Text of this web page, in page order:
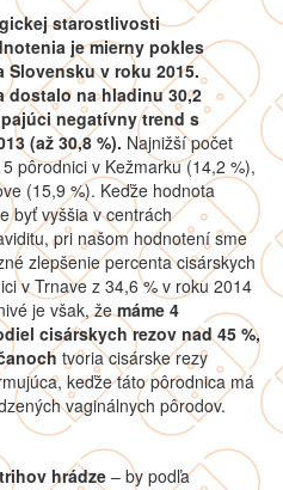
starostlivosti
je mierny pokles
v roku 2015.
dostalo na hladinu 30,2
negatívny trend s
(až 30,8 %). Najnižší počet
pôrodnici v Kežmarku (14,2 %),
(15,9 %). Keďže hodnota
byť vyššia v centrách
pri našom hodnotení sme
zlepšenie percenta cisárskych
v Trnave z 34,6 % v roku 2014
je však, žemáme 4
cisárskych rezov nad 45 %,
tvoria cisárske rezy
keďže táto pôrodnica má
vaginálnych pôrodov.
hrádze – by podľa